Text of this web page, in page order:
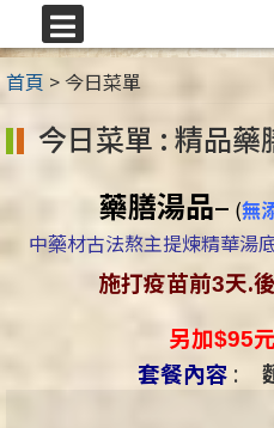
至
主
要
內
容
首頁 >今日菜單
今日菜單 : 精品藥
藥膳湯品– (無
中藥材古法熬主提煉精華湯
施打疫苗前3天.後
另加$95
套餐內容 :
選
單